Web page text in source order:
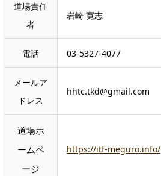
道場責任
者
岩崎 寛志
電話 03-5327-4077
メールア
ドレス
hhtc.tkd@gmail.com
道場ホ
ームペ
ージ
https://itf-meguro.info/